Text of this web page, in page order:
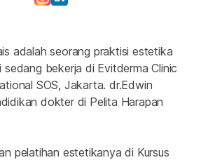
adalah seorang praktisi estetika
bekerja di Evitderma Clinic
SOS, Jakarta. dr.Edwin
dokter di Pelita Harapan
pelatihan estetikanya di Kursus